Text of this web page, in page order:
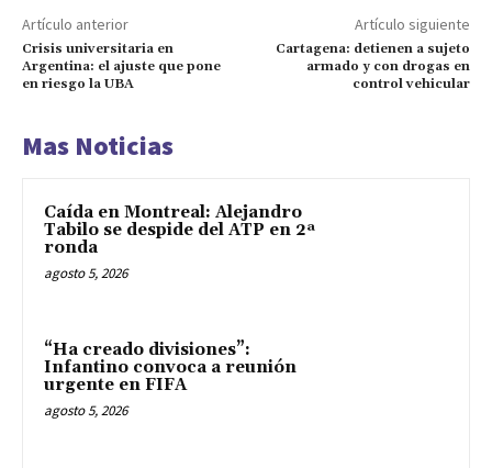
Artículo anterior
Crisis universitaria en
Argentina: el ajuste que pone
en riesgo la UBA
Artículo siguiente
Cartagena: detienen a sujeto
armado y con drogas en
control vehicular
Mas Noticias
Caída en Montreal: Alejandro
Tabilo se despide del ATP en 2ª
ronda
agosto 5, 2026
“Ha creado divisiones”:
Infantino convoca a reunión
urgente en FIFA
agosto 5, 2026